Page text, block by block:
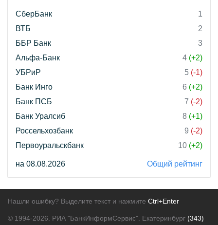
СберБанк
1
ВТБ
2
ББР Банк
3
Альфа-Банк
4 (+2)
УБРиР
5 (-1)
Банк Инго
6 (+2)
Банк ПСБ
7 (-2)
Банк Уралсиб
8 (+1)
Россельхозбанк
9 (-2)
Первоуральскбанк
10 (+2)
на 08.08.2026 Общий рейтинг
Нашли ошибку? Выделите текст и нажмите Ctrl+Enter
© 1994-2026. РИА "БанкИнформСервис". Екатеринбург (343)